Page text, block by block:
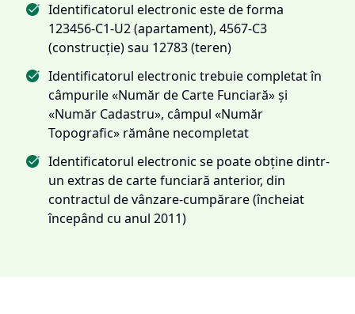
Identificatorul electronic este de forma
123456-C1-U2 (apartament), 4567-C3
(construcție) sau 12783 (teren)
Identificatorul electronic trebuie completat în
câmpurile «Număr de Carte Funciară» și
«Număr Cadastru», câmpul «Număr
Topografic» rămâne necompletat
Identificatorul electronic se poate obține dintr-
un extras de carte funciară anterior, din
contractul de vânzare-cumpărare (încheiat
începând cu anul 2011)